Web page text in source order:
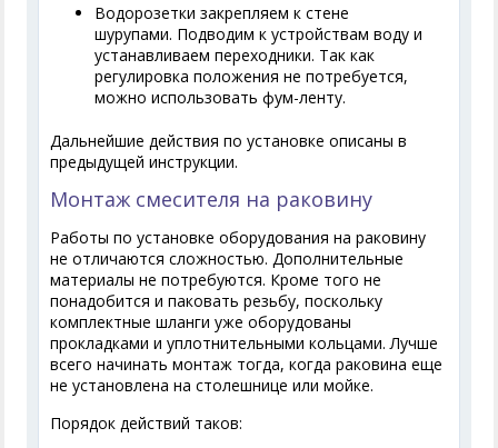
Водорозетки закрепляем к стене
шурупами. Подводим к устройствам воду и
устанавливаем переходники. Так как
регулировка положения не потребуется,
можно использовать фум-ленту.
Дальнейшие действия по установке описаны в
предыдущей инструкции.
Монтаж смесителя на раковину
Работы по установке оборудования на раковину
не отличаются сложностью. Дополнительные
материалы не потребуются. Кроме того не
понадобится и паковать резьбу, поскольку
комплектные шланги уже оборудованы
прокладками и уплотнительными кольцами. Лучше
всего начинать монтаж тогда, когда раковина еще
не установлена на столешнице или мойке.
Порядок действий таков: